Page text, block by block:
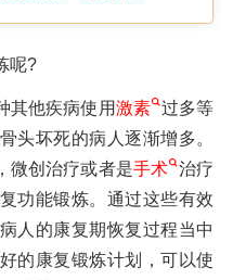
呢?
其他疾病使用激素 过多等
头坏死的病人逐渐增多。
微创治疗或者是手术 治疗
功能锻炼。通过这些有效
人的康复期恢复过程当中
的康复锻炼计划，可以使